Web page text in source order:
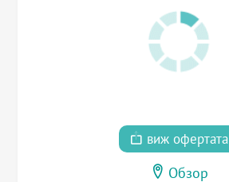
виж офертата
Обзор